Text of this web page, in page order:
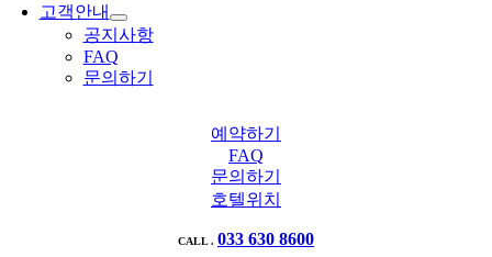
고객안내
공지사항
FAQ
문의하기
예약하기
FAQ
문의하기
호텔위치
CALL . 033 630 8600